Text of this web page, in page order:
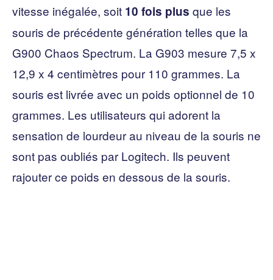
vitesse inégalée, soit 10 fois plus que les
souris de précédente génération telles que la
G900 Chaos Spectrum. La G903 mesure 7,5 x
12,9 x 4 centimètres pour 110 grammes. La
souris est livrée avec un poids optionnel de 10
grammes. Les utilisateurs qui adorent la
sensation de lourdeur au niveau de la souris ne
sont pas oubliés par Logitech. Ils peuvent
rajouter ce poids en dessous de la souris.